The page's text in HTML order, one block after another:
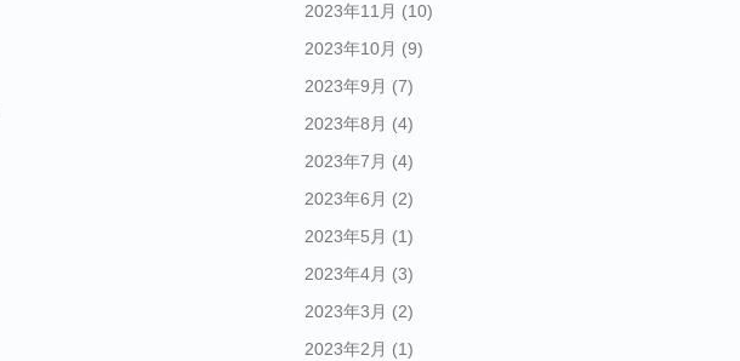
2023年11月 (10)
2023年10月 (9)
2023年9月 (7)
2023年8月 (4)
2023年7月 (4)
2023年6月 (2)
2023年5月 (1)
2023年4月 (3)
2023年3月 (2)
2023年2月 (1)